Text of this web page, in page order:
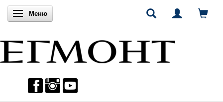
Включи навигацията
Меню